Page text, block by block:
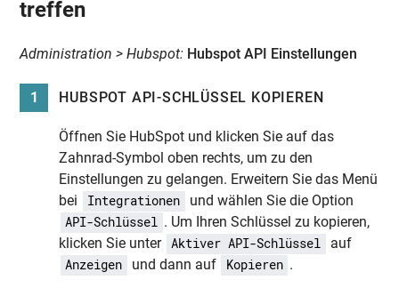
treffen
Administration > Hubspot: Hubspot API Einstellungen
1 HUBSPOT API-SCHLÜSSEL KOPIEREN
Öffnen Sie HubSpot und klicken Sie auf das
Zahnrad-Symbol oben rechts, um zu den
Einstellungen zu gelangen. Erweitern Sie das Menü
bei
Integrationen und wählen Sie die Option
API-Schlüssel . Um Ihren Schlüssel zu kopieren,
klicken Sie unter Aktiver API-Schlüssel auf
Anzeigen und dann auf Kopieren .